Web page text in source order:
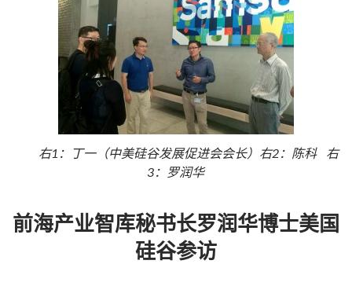
右1：丁一（中美硅谷发展促进会会长）右2：陈科 右
3：罗润华
前海产业智库秘书长罗润华博士美国
硅谷参访